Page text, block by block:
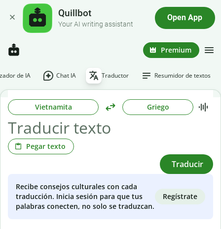
Quillbot
Your AI writing assistant
Open App
Premium
de IA Chat IA Traductor Resumidor de textos
Vietnamita Griego
Pegar texto
Traducir
Recibe consejos culturales con cada
traducción. Inicia sesión para que tus
palabras conecten, no solo se traduzcan.
Regístrate